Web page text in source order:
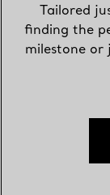
Tailored
finding the
milestone or